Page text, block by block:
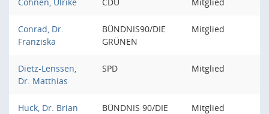
Conrad, Dr.
Franziska
BÜNDNIS90/DIE
GRÜNEN
Mitglied
Dietz-Lenssen,
Dr. Matthias
SPD Mitglied
Huck, Dr. Brian
BÜNDNIS 90/DIE
Mitglied